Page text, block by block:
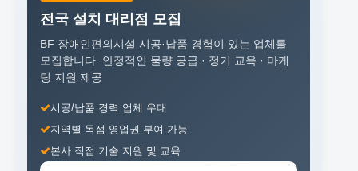
전국 설치 대리점 모집
BF 장애인편의시설 시공·납품 경험이 있는 업체를
모집합니다. 안정적인 물량 공급 · 정기 교육 · 마케
팅 지원 제공
시공/납품 경력 업체 우대
지역별 독점 영업권 부여 가능
본사 직접 기술 지원 및 교육